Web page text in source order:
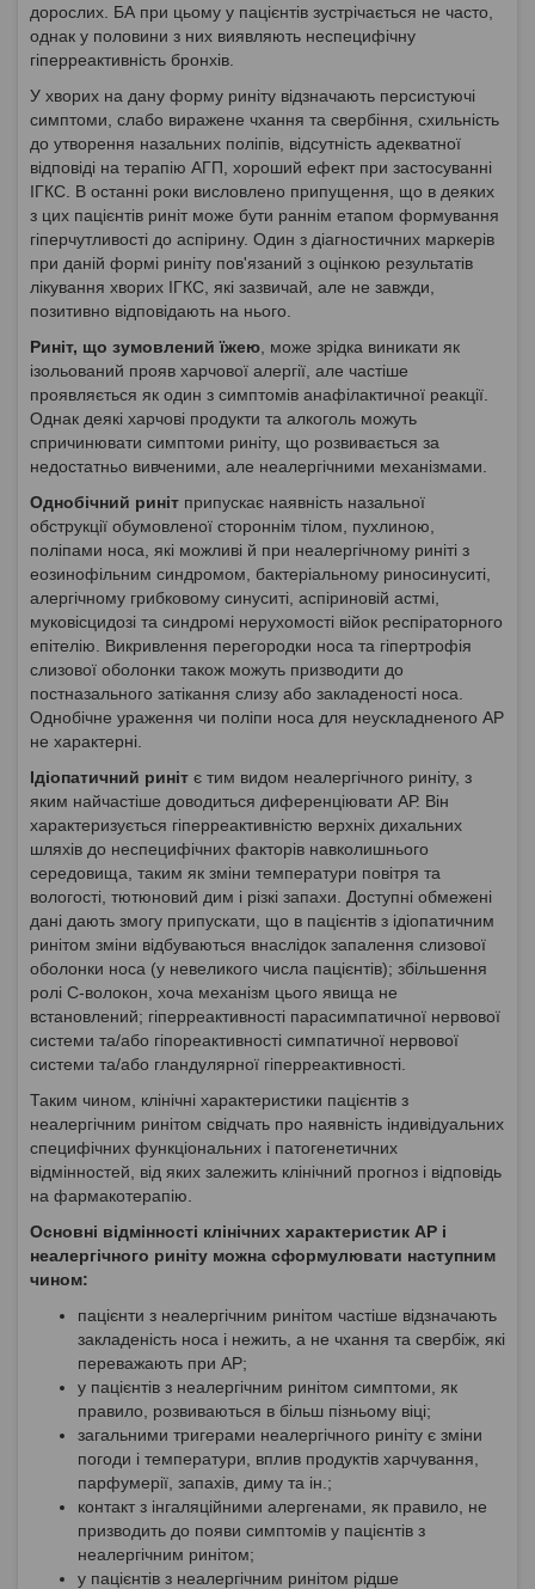
дорослих. БА при цьому у пацієнтів зустрічається не часто,
однак у половини з них виявляють неспецифічну
гіперреактивність бронхів.
У хворих на дану форму риніту відзначають персистуючі
симптоми, слабо виражене чхання та свербіння, схильність
до утворення назальних поліпів, відсутність адекватної
відповіді на терапію АГП, хороший ефект при застосуванні
ІГКС. В останні роки висловлено припущення, що в деяких
з цих пацієнтів риніт може бути раннім етапом формування
гіперчутливості до аспірину. Один з діагностичних маркерів
при даній формі риніту пов'язаний з оцінкою результатів
лікування хворих ІГКС, які зазвичай, але не завжди,
позитивно відповідають на нього.
Риніт, що зумовлений їжею , може зрідка виникати як
ізольований прояв харчової алергії, але частіше
проявляється як один з симптомів анафілактичної реакції.
Однак деякі харчові продукти та алкоголь можуть
спричинювати симптоми риніту, що розвивається за
недостатньо вивченими, але неалергічними механізмами.
Однобічний риніт припускає наявність назальної
обструкції обумовленої стороннім тілом, пухлиною,
поліпами носа, які можливі й при неалергічному риніті з
еозинофільним синдромом, бактеріальному риносинуситі,
алергічному грибковому синуситі, аспіриновій астмі,
муковісцидозі та синдромі нерухомості війок респіраторного
епітелію. Викривлення перегородки носа та гіпертрофія
слизової оболонки також можуть призводити до
постназального затікання слизу або закладеності носа.
Однобічне ураження чи поліпи носа для неускладненого АР
не характерні.
Ідіопатичний риніт є тим видом неалергічного риніту, з
яким найчастіше доводиться диференціювати АР. Він
характеризується гіперреактивністю верхніх дихальних
шляхів до неспецифічних факторів навколишнього
середовища, таким як зміни температури повітря та
вологості, тютюновий дим і різкі запахи. Доступні обмежені
дані дають змогу припускати, що в пацієнтів з ідіопатичним
ринітом зміни відбуваються внаслідок запалення слизової
оболонки носа (у невеликого числа пацієнтів); збільшення
ролі С-волокон, хоча механізм цього явища не
встановлений; гіперреактивності парасимпатичної нервової
системи та/або гіпореактивності симпатичної нервової
системи та/або гландулярної гіперреактивності.
Таким чином, клінічні характеристики пацієнтів з
неалергічним ринітом свідчать про наявність індивідуальних
специфічних функціональних і патогенетичних
відмінностей, від яких залежить клінічний прогноз і відповідь
на фармакотерапію.
Основні відмінності клінічних характеристик АР і
неалергічного риніту можна сформулювати наступним
чином:
пацієнти з неалергічним ринітом частіше відзначають
закладеність носа і нежить, а не чхання та свербіж, які
переважають при АР;
у пацієнтів з неалергічним ринітом симптоми, як
правило, розвиваються в більш пізньому віці;
загальними тригерами неалергічного риніту є зміни
погоди і температури, вплив продуктів харчування,
парфумерії, запахів, диму та ін.;
контакт з інгаляційними алергенами, як правило, не
призводить до появи симптомів у пацієнтів з
неалергічним ринітом;
у пацієнтів з неалергічним ринітом рідше